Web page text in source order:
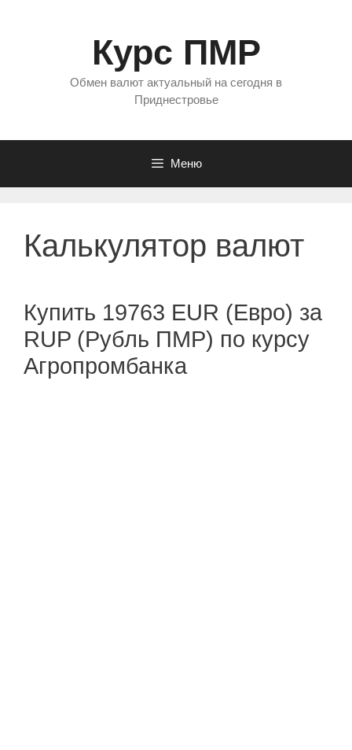
Курс ПМР
Обмен валют актуальный на сегодня в
Приднестровье
Меню
Калькулятор валют
Купить 19763 EUR (Евро) за
RUP (Рубль ПМР) по курсу
Агропромбанка